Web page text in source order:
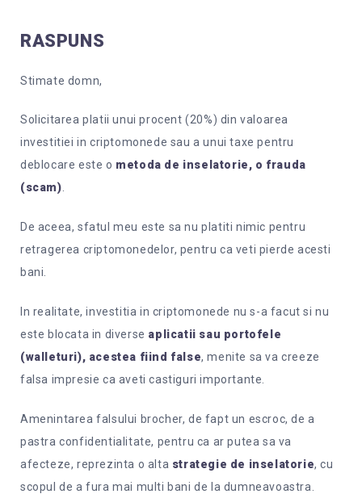
RASPUNS
Stimate domn,
Solicitarea platii unui procent (20%) din valoarea
investitiei in criptomonede sau a unui taxe pentru
deblocare este o metoda de inselatorie, o frauda
(scam).
De aceea, sfatul meu este sa nu platiti nimic pentru
retragerea criptomonedelor, pentru ca veti pierde acesti
bani.
In realitate, investitia in criptomonede nu s-a facut si nu
este blocata in diverse aplicatii sau portofele
(walleturi), acestea fiind false, menite sa va creeze
falsa impresie ca aveti castiguri importante.
Amenintarea falsului brocher, de fapt un escroc, de a
pastra confidentialitate, pentru ca ar putea sa va
afecteze, reprezinta o alta strategie de inselatorie, cu
scopul de a fura mai multi bani de la dumneavoastra.